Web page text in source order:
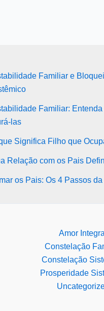
Familiar e
Familiar:
las
Significa Filho que
Relação com os Pais
os Pais: Os 4 Passos
Amor Integral
Constelação
Constelação
Prosperidade